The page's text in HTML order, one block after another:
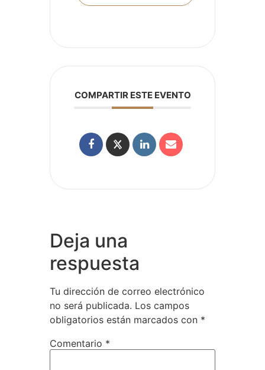
COMPARTIR ESTE EVENTO
Deja una
respuesta
Tu dirección de correo electrónico
no será publicada. Los campos
obligatorios están marcados con *
Comentario *